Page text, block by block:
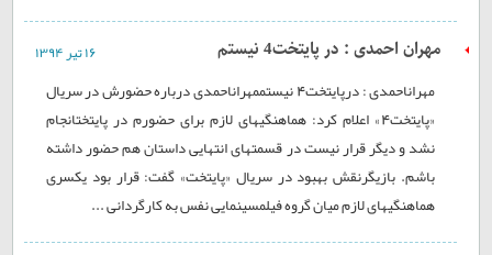
مهران احمدی : در پایتخت4 نیستم ۱۶ تير ۱۳۹۴
مهراناحمدی : درپایتخت4 نیستممهراناحمدی درباره حضورش در سریال
«پایتخت4» اعلام کرد: هماهنگیهای لازم برای حضورم در پایتختانجام
نشد و دیگر قرار نيست در قسمتهای انتهایی داستان هم حضور داشته
باشم. بازیگرنقش بهبود در سریال «پایتخت» گفت: قرار بود یکسری
هماهنگیهای لازم ميان گروه فيلمسينمایی نفس به کارگردانی ...